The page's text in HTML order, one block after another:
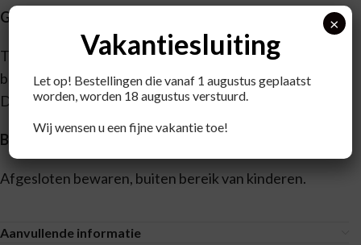
Gebruik
Tanden ca. 3 minuten poetsen met ronddraaiende
bewegingen zonder grote druk uit te oefenen.
Daarna grondig spoelen.
Bewaaradvies
Afgesloten bewaren, buiten bereik van kinderen.
Aanvullende informatie
Vakantiesluiting
Let op! Bestellingen die vanaf 1 augustus geplaatst
worden, worden 18 augustus verstuurd.
Wij wensen u een fijne vakantie toe!
×